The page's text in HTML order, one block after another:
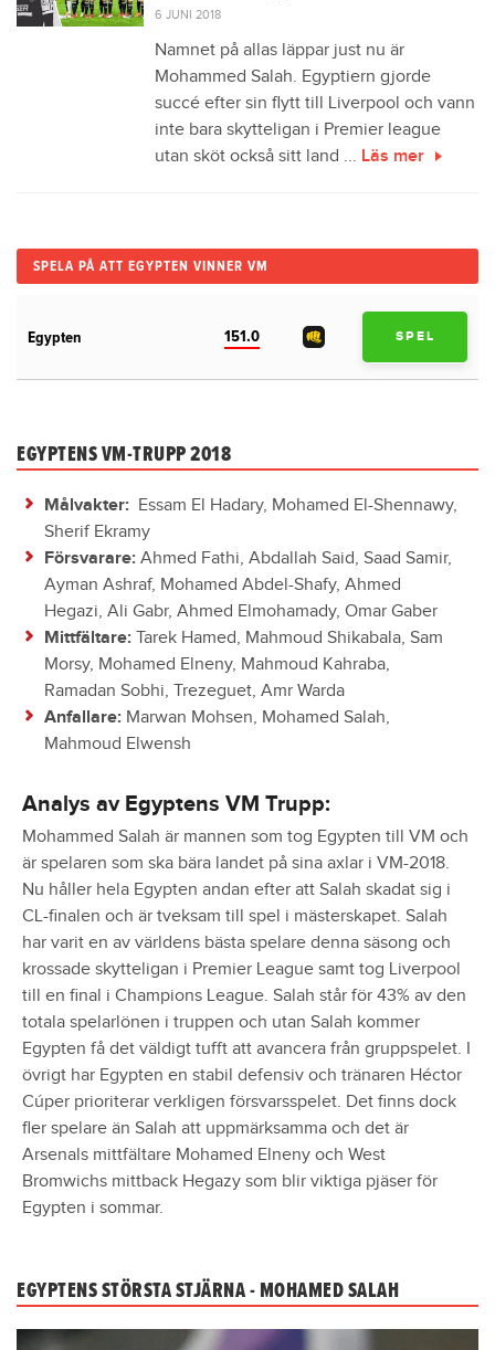
6 JUNI 2018
Namnet på allas läppar just nu är
Mohammed Salah. Egyptiern gjorde
succé efter sin flytt till Liverpool och vann
inte bara skytteligan i Premier league
utan sköt också sitt land ... Läs mer
SPELA PÅ ATT EGYPTEN VINNER VM
Egypten 151.0 SPEL
EGYPTENS VM-TRUPP 2018
Målvakter: Essam El Hadary, Mohamed El-Shennawy,
Sherif Ekramy
Försvarare: Ahmed Fathi, Abdallah Said, Saad Samir,
Ayman Ashraf, Mohamed Abdel-Shafy, Ahmed
Hegazi, Ali Gabr, Ahmed Elmohamady, Omar Gaber
Mittfältare: Tarek Hamed, Mahmoud Shikabala, Sam
Morsy, Mohamed Elneny, Mahmoud Kahraba,
Ramadan Sobhi, Trezeguet, Amr Warda
Anfallare: Marwan Mohsen, Mohamed Salah,
Mahmoud Elwensh
Analys av Egyptens VM Trupp:
Mohammed Salah är mannen som tog Egypten till VM och
är spelaren som ska bära landet på sina axlar i VM-2018.
Nu håller hela Egypten andan efter att Salah skadat sig i
CL-finalen och är tveksam till spel i mästerskapet. Salah
har varit en av världens bästa spelare denna säsong och
krossade skytteligan i Premier League samt tog Liverpool
till en final i Champions League. Salah står för 43% av den
totala spelarlönen i truppen och utan Salah kommer
Egypten få det väldigt tufft att avancera från gruppspelet. I
övrigt har Egypten en stabil defensiv och tränaren Héctor
Cúper prioriterar verkligen försvarsspelet. Det finns dock
fler spelare än Salah att uppmärksamma och det är
Arsenals mittfältare Mohamed Elneny och West
Bromwichs mittback Hegazy som blir viktiga pjäser för
Egypten i sommar.
EGYPTENS STÖRSTA STJÄRNA - MOHAMED SALAH